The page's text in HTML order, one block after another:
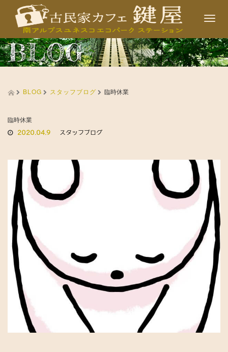
T
o
g
g
g
t
i
o
n
BLOG
BLOG スタッフブログ 臨時休業
臨時休業
2020.04.9 スタッフブログ